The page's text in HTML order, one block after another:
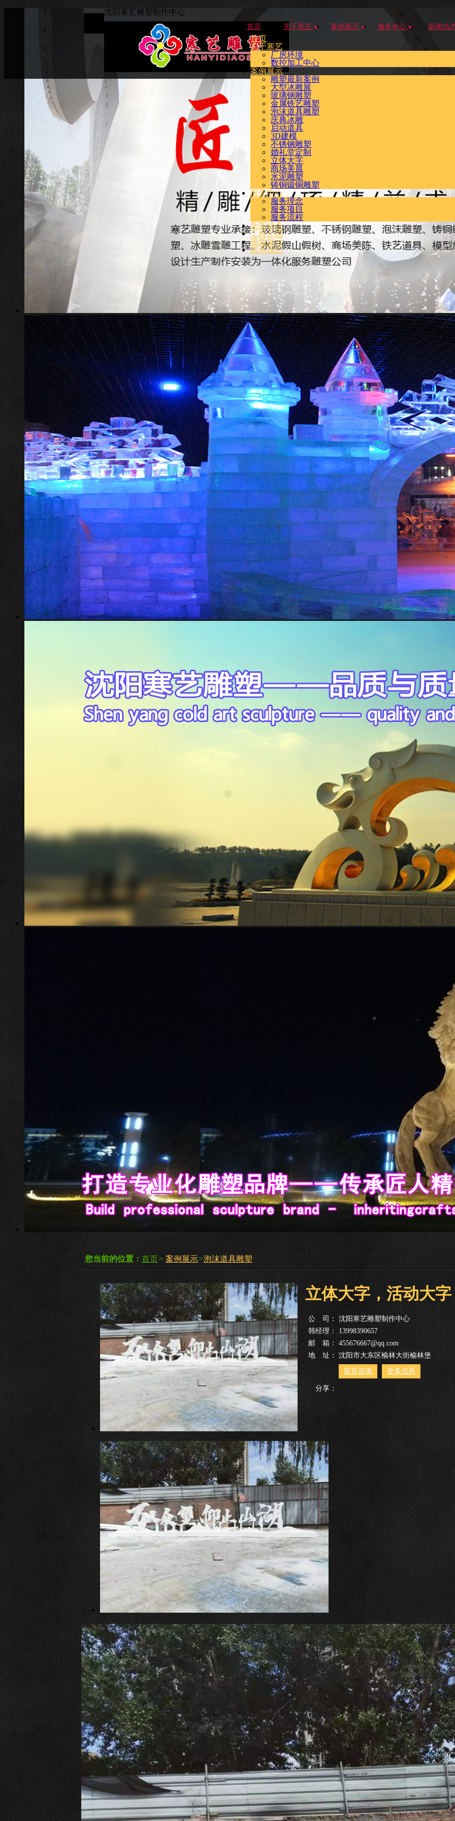
沈阳寒艺雕塑制作中心
首页 关于寒艺 案例展示 服务中心 新闻动
首页
关于寒艺
厂房环境
数控加工中心
案例展示
雕塑最新案例
大型冰雕展
玻璃钢雕塑
金属铁艺雕塑
泡沫道具雕塑
庆典冰雕
启动道具
3D建模
不锈钢雕塑
婚礼堂定制
立体大字
商场美晨
水泥雕塑
铸铜锻铜雕塑
服务中心
服务理念
服务项目
服务流程
新闻动态
工程介绍
视频展示
联系我们
您当前的位置： 首页> 案例展示>泡沫道具雕塑
立体大字，活动大
公 司： 沈阳寒艺雕塑制作中心
韩经理： 13998390657
邮 箱：
455676667@qq.com
地 址：
沈阳市大东区榆林大街榆林堡
留言咨询 更多信息
分享：